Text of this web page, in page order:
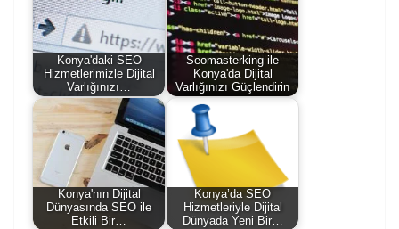
Konya'daki SEO
Hizmetlerimizle Dijital
Varlığınızı…
Seomasterking ile
Konya'da Dijital
Varlığınızı Güçlendirin
Konya'nın Dijital
Dünyasında SEO ile
Etkili Bir…
Konya’da SEO
Hizmetleriyle Dijital
Dünyada Yeni Bir…